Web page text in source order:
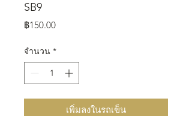
SB9
฿150.00ราคา
จำนวน *
เพิ่มลงในรถเข็น